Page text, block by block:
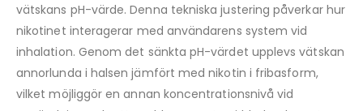
vätskans pH-värde. Denna tekniska justering påverkar hur
nikotinet interagerar med användarens system vid
inhalation. Genom det sänkta pH-värdet upplevs vätskan
annorlunda i halsen jämfört med nikotin i fribasform,
vilket möjliggör en annan koncentrationsnivå vid